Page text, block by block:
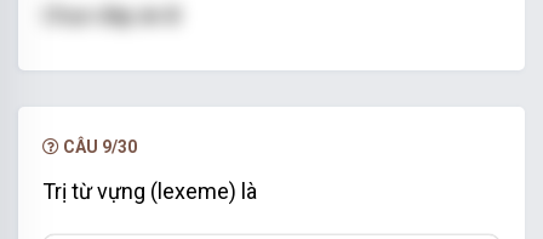
Chọn đáp án B
CÂU 9/30
Trị từ vựng (lexeme) là